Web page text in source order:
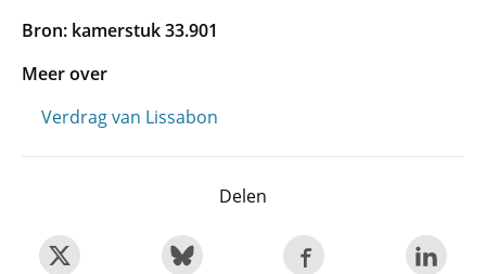
Bron: kamerstuk 33.901
Meer over
Verdrag van Lissabon
Delen